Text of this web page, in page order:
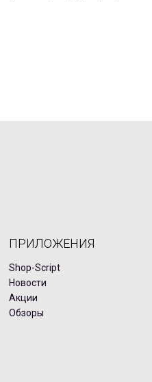
ПРИЛОЖЕНИЯ
Shop-Script
Новости
Акции
Обзоры